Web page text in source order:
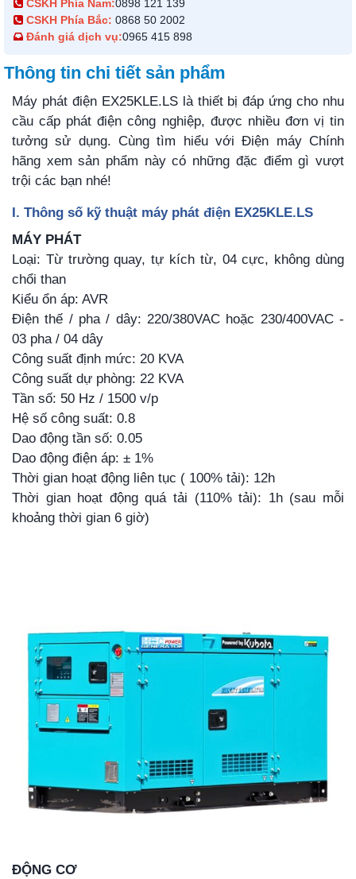
CSKH Phía Nam:0898 121 139
CSKH Phía Bắc: 0868 50 2002
Đánh giá dịch vụ:0965 415 898
Thông tin chi tiết sản phẩm
Máy phát điện EX25KLE.LS là thiết bị đáp ứng cho nhu
cầu cấp phát điện công nghiệp, được nhiều đơn vị tin
tưởng sử dụng. Cùng tìm hiểu với Điện máy Chính
hãng xem sản phẩm này có những đặc điểm gì vượt
trội các bạn nhé!
I. Thông số kỹ thuật máy phát điện EX25KLE.LS
MÁY PHÁT
Loại: Từ trường quay, tự kích từ, 04 cực, không dùng
chổi than
Kiểu ổn áp: AVR
Điện thế / pha / dây: 220/380VAC hoặc 230/400VAC -
03 pha / 04 dây
Công suất định mức: 20 KVA
Công suất dự phòng: 22 KVA
Tần số: 50 Hz / 1500 v/p
Hệ số công suất: 0.8
Dao động tần số: 0.05
Dao động điện áp: ± 1%
Thời gian hoạt động liên tục ( 100% tải): 12h
Thời gian hoạt động quá tải (110% tải): 1h (sau mỗi
khoảng thời gian 6 giờ)
ĐỘNG CƠ